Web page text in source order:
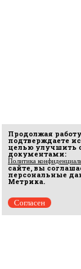
Продолжая
подтверждаете
целью улучшить
документами:
Политика
сайте, вы
персональные
Метрика.
Согласен